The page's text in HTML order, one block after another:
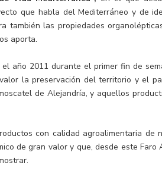
que habla del Mediterráneo y de
también las propiedades
aporta.
año 2011 durante el primer fin de
la preservación del territorio y el
de Alejandría, y aquellos
con calidad agroalimentaria de
de gran valor y que, desde este Faro